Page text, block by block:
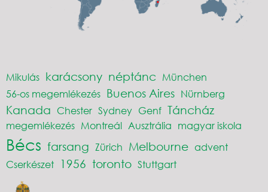
Mikulás karácsony néptánc München
56-os megemlékezés Buenos Aires Nürnberg
Kanada Chester Sydney Genf Táncház
megemlékezés Montreál Ausztrália magyar iskola
Bécs farsang Zürich Melbourne advent
Cserkészet
1956 toronto Stuttgart